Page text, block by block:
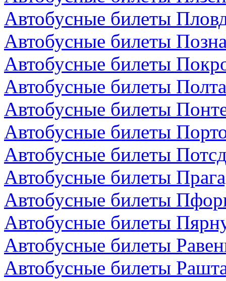
Автобусные билеты
Автобусные билеты
Автобусные билеты
Автобусные билеты
Автобусные билеты
Автобусные билеты
Автобусные билеты
Автобусные билеты
Автобусные билеты
Автобусные билеты
Автобусные билеты
Автобусные билеты